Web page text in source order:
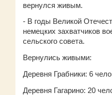
вернулся живым.
- В годы Великой
немецких захватчиков
сельского совета.
Вернулись живыми:
Деревня Грабники: 6
Деревня Гагарино: 20